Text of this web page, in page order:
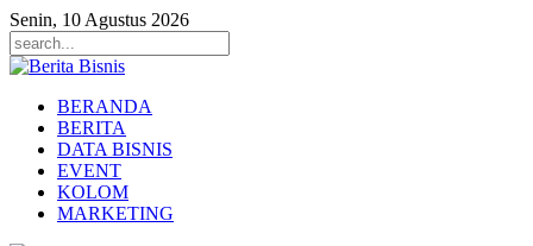
Senin, 10 Agustus 2026
BERANDA
BERITA
DATA BISNIS
EVENT
KOLOM
MARKETING